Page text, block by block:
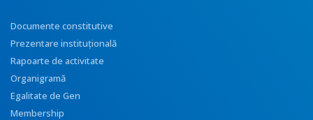
Documente constitutive
Prezentare instituţională
Rapoarte de activitate
Organigramă
Egalitate de Gen
Membership